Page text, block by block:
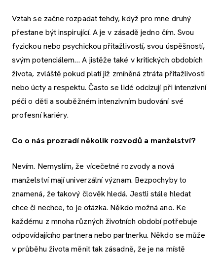
Vztah se začne rozpadat tehdy, když pro mne druhý
přestane být inspirující. A je v zásadě jedno čím. Svou
fyzickou nebo psychickou přitažlivostí, svou úspěšností,
svým potenciálem… A jistěže také v kritických obdobích
života, zvláště pokud platí již zmíněná ztráta přitažlivosti
nebo úcty a respektu. Často se lidé odcizují při intenzivní
péči o děti a souběžném intenzivním budování své
profesní kariéry.
Co o nás prozradí několik rozvodů a manželství?
Nevím. Nemyslím, že vícečetné rozvody a nová
manželství mají univerzální význam. Bezpochyby to
znamená, že takový člověk hledá. Jestli stále hledat
chce či nechce, to je otázka. Někdo možná ano. Ke
každému z mnoha různých životních období potřebuje
odpovídajícího partnera nebo partnerku. Někdo se může
v průběhu života měnit tak zásadně, že je na místě